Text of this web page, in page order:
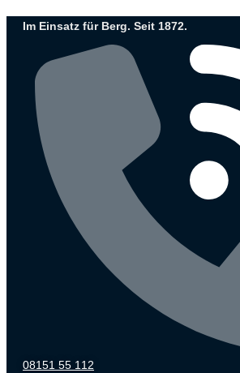
InhaltIm Einsatz für Berg. Seit 1872.
08151 55 112